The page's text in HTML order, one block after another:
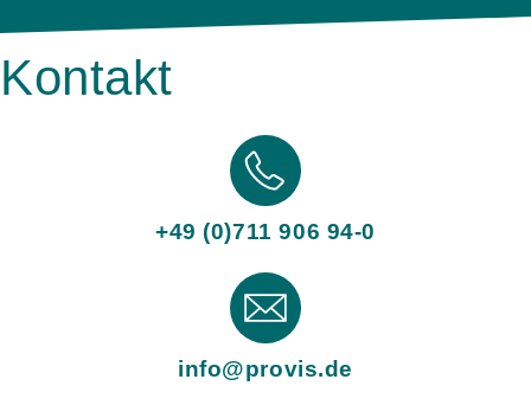
Kontakt
+49 (0)711 906 94-0
info@provis.de